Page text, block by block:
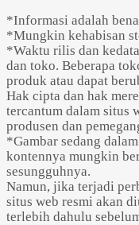
*Informasi adalah
*Mungkin kehabisan
*Waktu rilis dan
dan toko. Beberapa
produk atau dapat
Hak cipta dan hak
tercantum dalam situs
produsen dan
*Gambar sedang
kontennya mungkin
sesungguhnya.
Namun, jika terjadi
situs web resmi akan
terlebih dahulu